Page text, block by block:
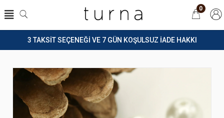
3 TAKSİT SEÇENEĞİ VE 7 GÜN KOŞULSUZ İADE HAKKI
0